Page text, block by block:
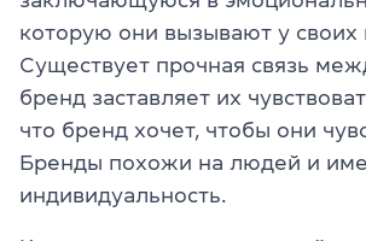
которую они вызывают у своих
Существует прочная связь
бренд заставляет их
что бренд хочет, чтобы они
Бренды похожи на людей и
индивидуальность.